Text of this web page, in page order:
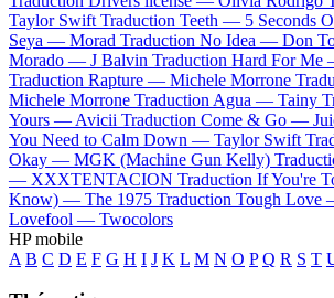
Taylor Swift Traduction Teeth — 5 Seconds
Seya — Morad Traduction No Idea — Don
Morado — J Balvin Traduction Hard For Me
Traduction Rapture — Michele Morrone
Michele Morrone Traduction Agua — Tainy
Yours — Avicii Traduction Come & Go —
You Need to Calm Down — Taylor Swift
Okay — MGK (Machine Gun Kelly)
— XXXTENTACION Traduction If You're
Know) — The 1975 Traduction Tough Love
Lovefool — Twocolors
HP mobile
A B C D E F G H I J K L M N O P Q R S T